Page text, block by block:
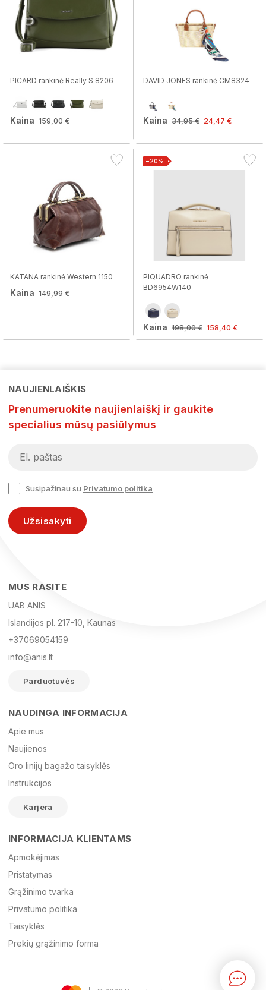
PICARD rankinė Really S 8206
Kaina 159,00 €
DAVID JONES rankinė CM8324
Kaina 34,95 € 24,47 €
KATANA rankinė Western 1150
Kaina 149,99 €
−20%
PIQUADRO rankinė
BD6954W140
Kaina 198,00 € 158,40 €
El. paštas
Žinutė
NAUJIENLAIŠKIS
Prenumeruokite naujienlaiškį ir gaukite
specialius mūsų pasiūlymus
Susipažinau su Privatumo politika
Užsisakyti
MUS RASITE
UAB ANIS
Islandijos pl. 217-10, Kaunas
+37069054159
info@anis.lt
Parduotuvės
NAUDINGA INFORMACIJA
Apie mus
Naujienos
Oro linijų bagažo taisyklės
Instrukcijos
Karjera
INFORMACIJA KLIENTAMS
Apmokėjimas
Pristatymas
Grąžinimo tvarka
Privatumo politika
Taisyklės
Prekių grąžinimo forma